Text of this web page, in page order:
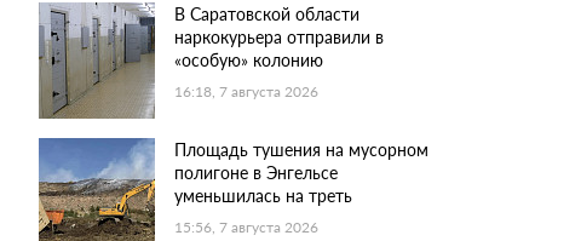
В Саратовской области
наркокурьера отправили в
«особую» колонию
16:18, 7 августа 2026
Площадь тушения на мусорном
полигоне в Энгельсе
уменьшилась на треть
15:56, 7 августа 2026